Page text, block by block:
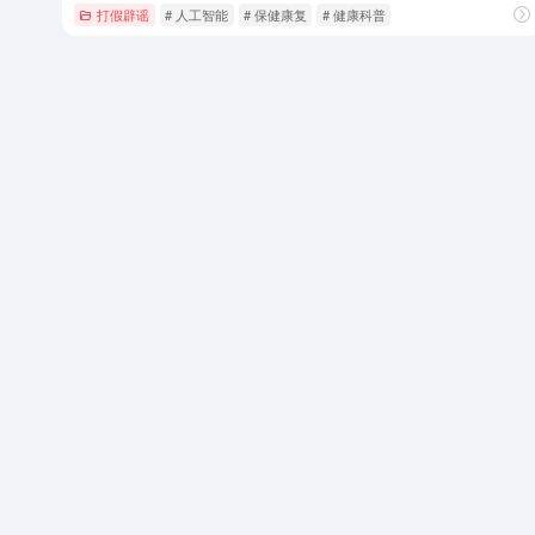
打假辟谣 # 人工智能 # 保健康复 # 健康科普